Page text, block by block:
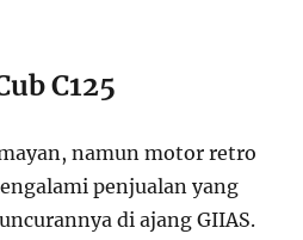
C125
namun motor retro
penjualan yang
di ajang GIIAS.